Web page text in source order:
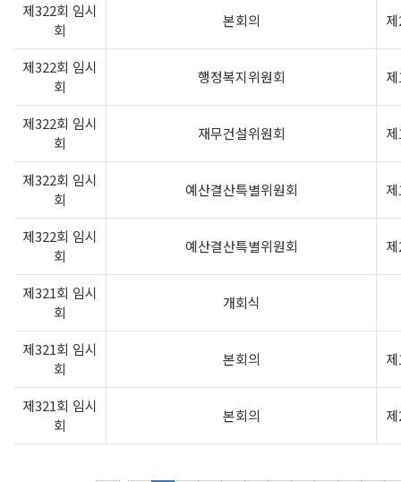
제322회 임시
회
본회의
제322회 임시
회
행정복지위원회
제322회 임시
회
재무건설위원회
제322회 임시
회
예산결산특별위원회
제322회 임시
회
예산결산특별위원회
제321회 임시
회
개회식
제321회 임시
회
본회의
제321회 임시
회
본회의